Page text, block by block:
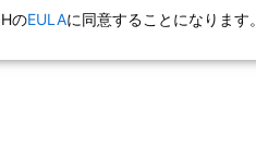
のEULAに同意することになります。